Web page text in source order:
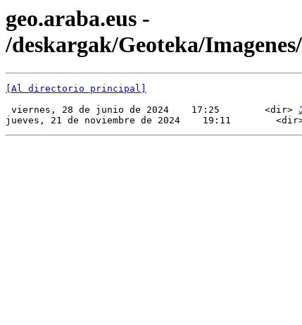
geo.araba.eus -
/deskargak/Geoteka/
[Al directorio principal]
viernes, 28 de junio de 2024    17:25        <dir>
jueves, 21 de noviembre de 2024    19:11